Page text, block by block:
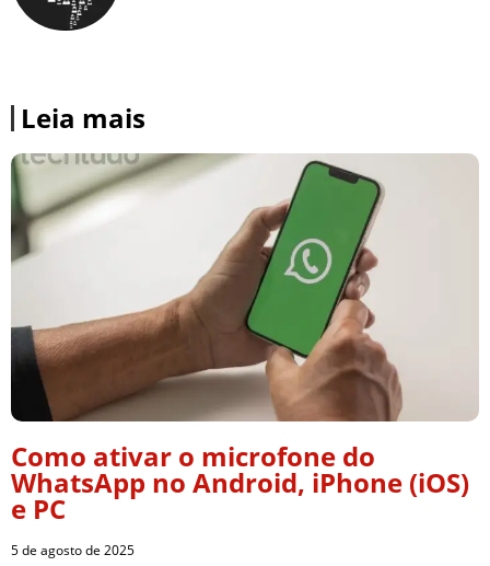
Leia mais
Como ativar o microfone do
WhatsApp no Android, iPhone (iOS)
e PC
5 de agosto de 2025